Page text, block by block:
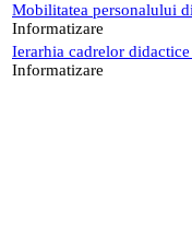
Mobilitatea personalului
Informatizare
Ierarhia cadrelor
Informatizare